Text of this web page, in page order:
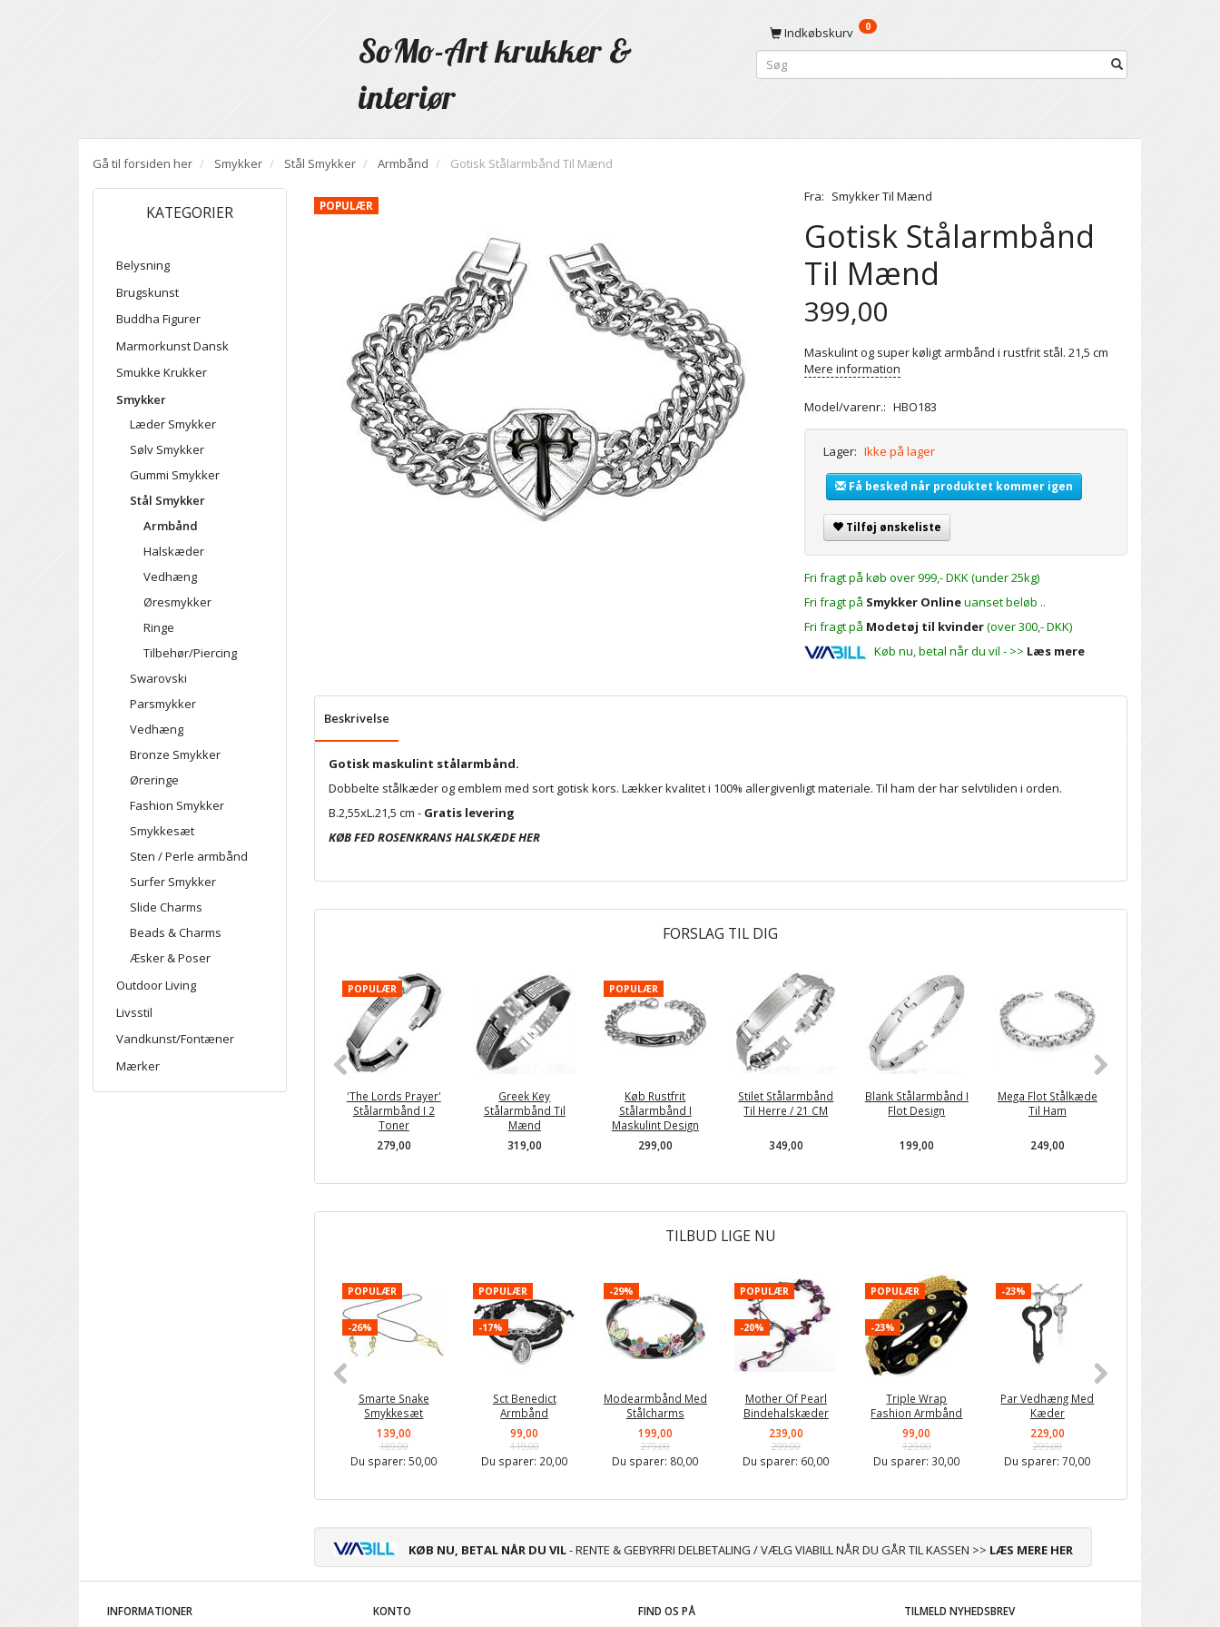
SoMo-Art krukker &
interiør
Indkøbskurv 0
Gå til forsiden her Smykker Stål Smykker Armbånd Gotisk Stålarmbånd Til Mænd
KATEGORIER
Belysning
Brugskunst
Buddha Figurer
Marmorkunst Dansk
Smukke Krukker
Smykker
Læder Smykker
Sølv Smykker
Gummi Smykker
Stål Smykker
Armbånd
Halskæder
Vedhæng
Øresmykker
Ringe
Tilbehør/Piercing
Swarovski
Parsmykker
Vedhæng
Bronze Smykker
Øreringe
Fashion Smykker
Smykkesæt
Sten / Perle armbånd
Surfer Smykker
Slide Charms
Beads & Charms
Æsker & Poser
Outdoor Living
Livsstil
Vandkunst/Fontæner
Mærker
POPULÆR
Fra: Smykker Til Mænd
Gotisk Stålarmbånd
Til Mænd
399,00
Maskulint og super køligt armbånd i rustfrit stål. 21,5 cm
Mere information
Model/varenr.: HBO183
Lager: Ikke på lager
Få besked når produktet kommer igen
Tilføj ønskeliste
Fri fragt på køb over 999,- DKK (under 25kg)
Fri fragt på Smykker Onlineuanset beløb ..
Fri fragt på Modetøj til kvinder(over 300,- DKK)
Køb nu, betal når du vil - >> Læs mere
Beskrivelse
Gotisk maskulint stålarmbånd.
Dobbelte stålkæder og emblem med sort gotisk kors. Lækker kvalitet i 100% allergivenligt materiale. Til ham der har selvtiliden i orden.
B.2,55xL.21,5 cm - Gratis levering
KØB FED ROSENKRANS HALSKÆDE HER
FORSLAG TIL DIG
POPULÆR
'The Lords Prayer'
Stålarmbånd I 2
Toner
279,00
Greek Key
Stålarmbånd Til
Mænd
319,00
POPULÆR
Køb Rustfrit
Stålarmbånd I
Maskulint Design
299,00
Stilet Stålarmbånd
Til Herre / 21 CM
349,00
Blank Stålarmbånd I
Flot Design
199,00
Mega Flot Stålkæde
Til Ham
249,00
TILBUD LIGE NU
POPULÆR
-26%
Smarte Snake
Smykkesæt
139,00
189,00
Du sparer:50,00
POPULÆR
-17%
Sct Benedict
Armbånd
99,00
119,00
Du sparer: 20,00
-29%
Modearmbånd Med
Stålcharms
199,00
279,00
Du sparer: 80,00
POPULÆR
-20%
Mother Of Pearl
Bindehalskæder
239,00
299,00
Du sparer: 60,00
POPULÆR
-23%
Triple Wrap
Fashion Armbånd
99,00
129,00
Du sparer: 30,00
-23%
Par Vedhæng Med
Kæder
229,00
299,00
Du sparer:70,00
KØB NU, BETAL NÅR DU VIL- RENTE & GEBYRFRI DELBETALING / VÆLG VIABILL NÅR DU GÅR TIL KASSEN >> LÆS MERE HER
INFORMATIONER KONTO FIND OS PÅ TILMELD NYHEDSBREV